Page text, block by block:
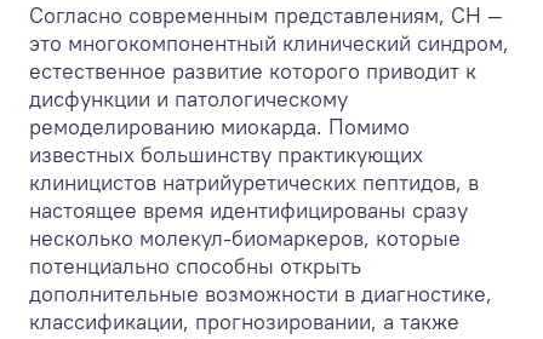
Согласно современным представлениям, СН —
это многокомпонентный клинический синдром,
естественное развитие которого приводит к
дисфункции и патологическому
ремоделированию миокарда. Помимо
известных большинству практикующих
клиницистов натрийуретических пептидов, в
настоящее время идентифицированы сразу
несколько молекул-биомаркеров, которые
потенциально способны открыть
дополнительные возможности в диагностике,
классификации, прогнозировании, а также